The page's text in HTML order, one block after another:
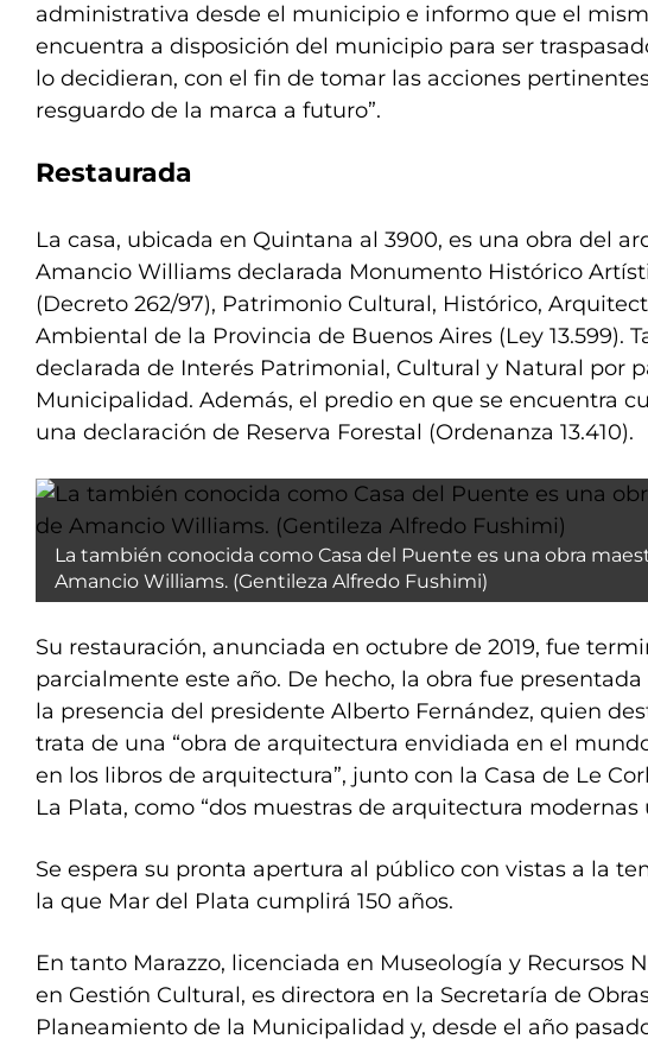
administrativa desde el municipio e informo que el
encuentra a disposición del municipio para ser
lo decidieran, con el fin de tomar las acciones
resguardo de la marca a futuro”.
Restaurada
La casa, ubicada en Quintana al 3900, es una obra del
Amancio Williams declarada Monumento Histórico
(Decreto 262/97), Patrimonio Cultural, Histórico,
Ambiental de la Provincia de Buenos Aires (Ley 13.599).
declarada de Interés Patrimonial, Cultural y Natural por
Municipalidad. Además, el predio en que se encuentra
una declaración de Reserva Forestal (Ordenanza 13.410).
La también conocida como Casa del Puente es una obra
Amancio Williams. (Gentileza Alfredo Fushimi)
Su restauración, anunciada en octubre de 2019, fue
parcialmente este año. De hecho, la obra fue
la presencia del presidente Alberto Fernández, quien
trata de una “obra de arquitectura envidiada en el
en los libros de arquitectura”, junto con la Casa de Le
La Plata, como “dos muestras de arquitectura modernas
Se espera su pronta apertura al público con vistas a la
la que Mar del Plata cumplirá 150 años.
En tanto Marazzo, licenciada en Museología y Recursos
en Gestión Cultural, es directora en la Secretaría de
Planeamiento de la Municipalidad y, desde el año